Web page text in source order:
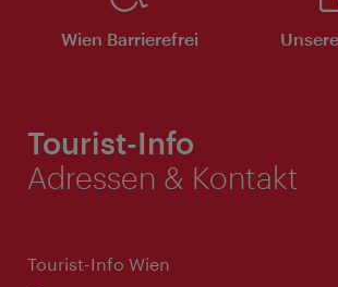
Wien Barrierefrei
Tourist-Info
Adressen & Kontakt
Tourist-Info Wien